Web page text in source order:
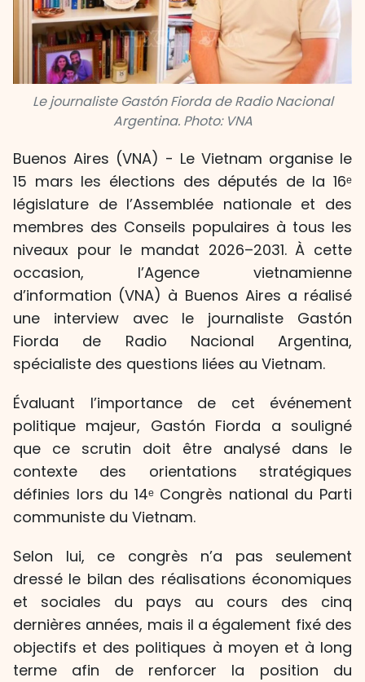
Le journaliste Gastón Fiorda de Radio Nacional
Argentina. Photo: VNA
Buenos Aires (VNA) - Le Vietnam organise le
15 mars les élections des députés de la 16ᵉ
législature de l’Assemblée nationale et des
membres des Conseils populaires à tous les
niveaux pour le mandat 2026–2031. À cette
occasion, l’Agence vietnamienne
d’information (VNA) à Buenos Aires a réalisé
une interview avec le journaliste Gastón
Fiorda de Radio Nacional Argentina,
spécialiste des questions liées au Vietnam.
Évaluant l’importance de cet événement
politique majeur, Gastón Fiorda a souligné
que ce scrutin doit être analysé dans le
contexte des orientations stratégiques
définies lors du 14ᵉ Congrès national du Parti
communiste du Vietnam.
Selon lui, ce congrès n’a pas seulement
dressé le bilan des réalisations économiques
et sociales du pays au cours des cinq
dernières années, mais il a également fixé des
objectifs et des politiques à moyen et à long
terme afin de renforcer la position du